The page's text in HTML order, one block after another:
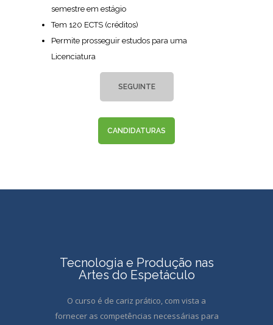
semestre em estágio
Tem 120 ECTS (créditos)
Permite prosseguir estudos para uma
Licenciatura
SEGUINTE
CANDIDATURAS
Tecnologia e Produção nas
Artes do Espetáculo
O curso é de cariz prático, com vista a
fornecer as competências necessárias para